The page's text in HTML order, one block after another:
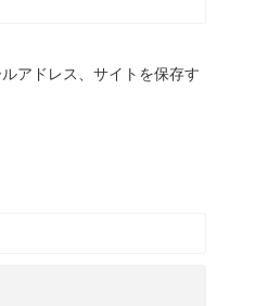
アドレス、サイトを保存す